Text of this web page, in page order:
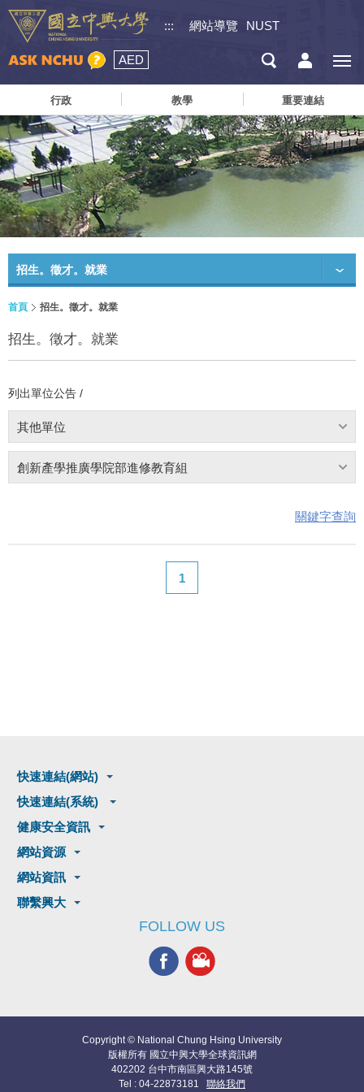
::: 網站導覽 NUST
AED
行政 教學 重要連結
招生。徵才。就業
首頁 招生。徵才。就業
招生。徵才。就業
列出單位公告 /
其他單位
創新產學推廣學院部進修教育組
關鍵字查詢
1
快速連結(網站)
快速連結(系統)
健康安全資訊
網站資源
網站資訊
聯繫興大
FOLLOW US
Copyright © National Chung Hsing University
版權所有 國立中興大學全球資訊網
402202 台中市南區興大路145號
Tel : 04-22873181 聯絡我們